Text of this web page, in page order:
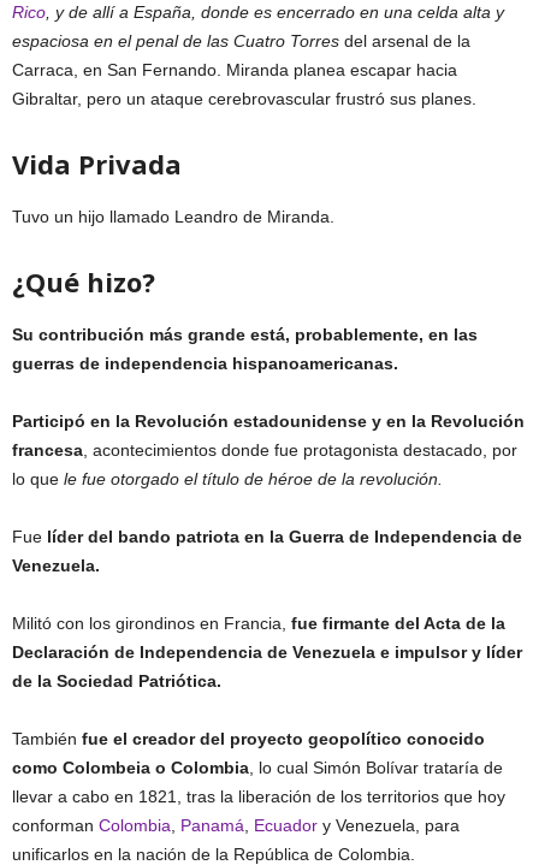
Rico , y de allí a España, donde es encerrado en una celda alta y
espaciosa en el penal de las Cuatro Torres del arsenal de la
Carraca, en San Fernando. Miranda planea escapar hacia
Gibraltar, pero un ataque cerebrovascular frustró sus planes.
Vida Privada
Tuvo un hijo llamado Leandro de Miranda.
¿Qué hizo?
Su contribución más grande está, probablemente, en las
guerras de independencia hispanoamericanas.
Participó en la Revolución estadounidense y en la Revolución
francesa , acontecimientos donde fue protagonista destacado, por
lo que le fue otorgado el título de héroe de la revolución.
Fue líder del bando patriota en la Guerra de Independencia de
Venezuela.
Militó con los girondinos en Francia, fue firmante del Acta de la
Declaración de Independencia de Venezuela e impulsor y líder
de la Sociedad Patriótica.
También fue el creador del proyecto geopolítico conocido
como Colombeia o Colombia , lo cual Simón Bolívar trataría de
llevar a cabo en 1821, tras la liberación de los territorios que hoy
conforman Colombia Panamá Ecuador y Venezuela, para
unificarlos en la nación de la República de Colombia.